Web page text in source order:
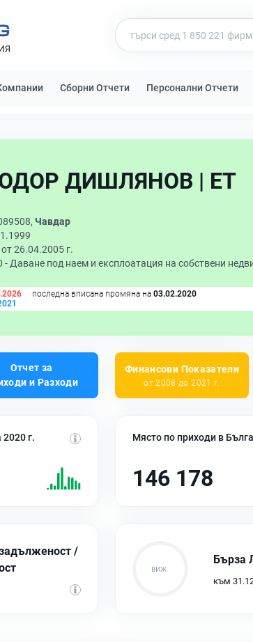
Сборни Отчети Персонални Отчети
ДИШЛЯНОВ | ЕТ
Чавдар
26.04.2005 г.
- Даване под наем и експлоатация на собствени
последна вписана промяна на 03.02.2020
Отчет за
и Разходи
Финансови Показатели
от 2008 до 2021 г.
г. Място по приходи в
146 178
/
Бърза
към